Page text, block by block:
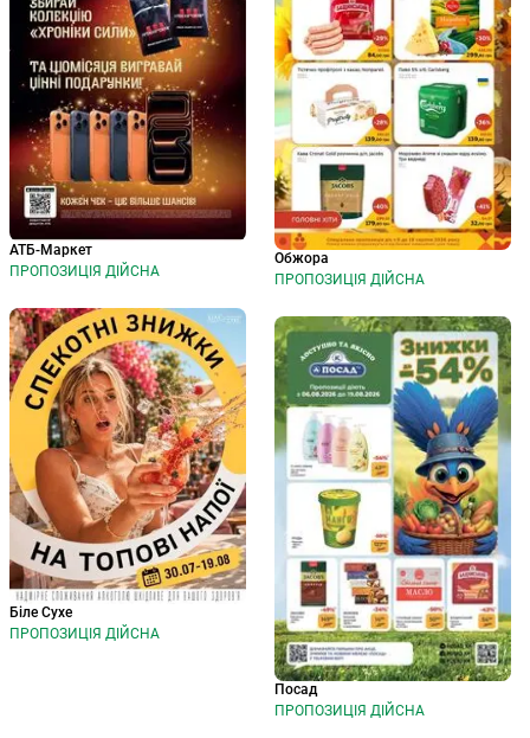
АТБ-Маркет
ПРОПОЗИЦІЯ ДІЙСНА
Біле Сухе
ПРОПОЗИЦІЯ ДІЙСНА
Обжора
ПРОПОЗИЦІЯ ДІЙСНА
Посад
ПРОПОЗИЦІЯ ДІЙСНА